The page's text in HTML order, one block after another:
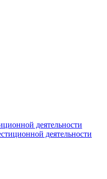
деятельности
деятельности